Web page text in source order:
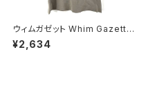
ウィムガゼット Whim Gazette
スカート ロング フレア 無地 レ
ーヨン ウエストゴム ベージュ系
¥2,634